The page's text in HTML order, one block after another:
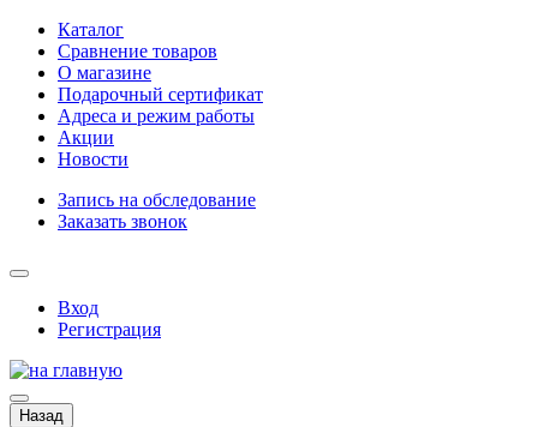
Каталог
Сравнение товаров
О магазине
Подарочный сертификат
Адреса и режим работы
Акции
Новости
Запись на обследование
Заказать звонок
Вход
Регистрация
Назад